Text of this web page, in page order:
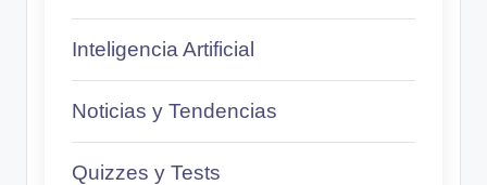
Inteligencia Artificial
Noticias y Tendencias
Quizzes y Tests